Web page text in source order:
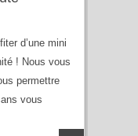
d’une mini
! Nous vous
permettre
vous